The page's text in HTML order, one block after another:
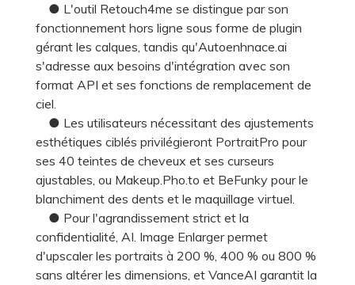
● L'outil Retouch4me se distingue par son
fonctionnement hors ligne sous forme de plugin
gérant les calques, tandis qu'Autoenhnace.ai
s'adresse aux besoins d'intégration avec son
format API et ses fonctions de remplacement de
ciel.
● Les utilisateurs nécessitant des ajustements
esthétiques ciblés privilégieront PortraitPro pour
ses 40 teintes de cheveux et ses curseurs
ajustables, ou Makeup.Pho.to et BeFunky pour le
blanchiment des dents et le maquillage virtuel.
● Pour l'agrandissement strict et la
confidentialité, AI. Image Enlarger permet
d'upscaler les portraits à 200 %, 400 % ou 800 %
sans altérer les dimensions, et VanceAI garantit la